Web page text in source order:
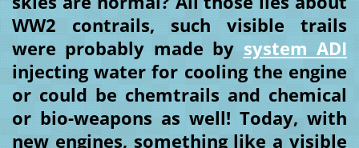
WW2 contrails, such visible trails
were probably made by system ADI
injecting water for cooling the engine
or could be chemtrails and chemical
or bio-weapons as well! Today, with
new engines, something like a visible